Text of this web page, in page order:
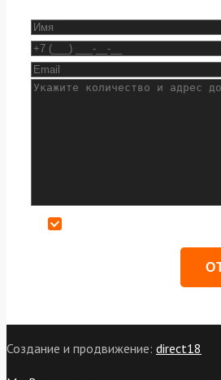
Создание и продвижение: direct18